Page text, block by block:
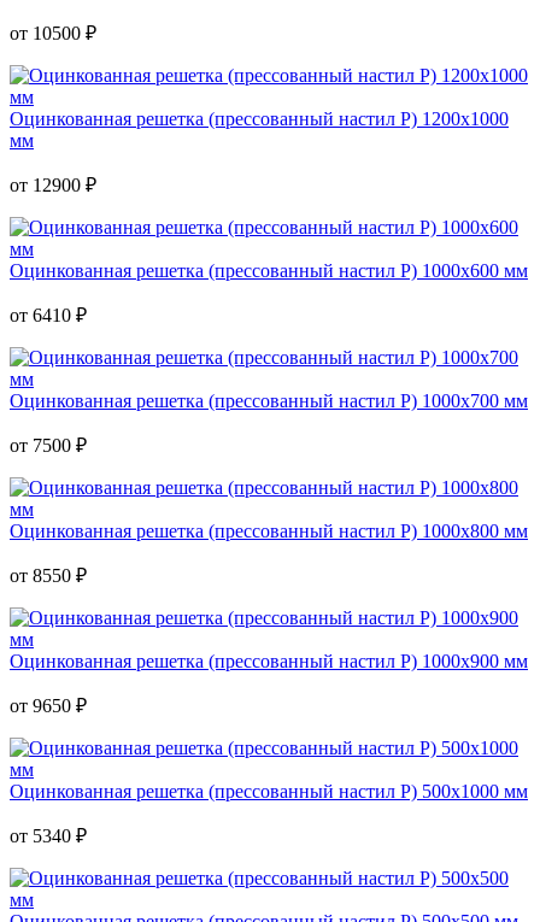
от 10500 ₽
Оцинкованная решетка (прессованный настил Р) 1200х1000
мм
от 12900 ₽
Оцинкованная решетка (прессованный настил Р) 1000х600 мм
от 6410 ₽
Оцинкованная решетка (прессованный настил Р) 1000х700 мм
от 7500 ₽
Оцинкованная решетка (прессованный настил Р) 1000х800 мм
от 8550 ₽
Оцинкованная решетка (прессованный настил Р) 1000х900 мм
от 9650 ₽
Оцинкованная решетка (прессованный настил Р) 500х1000 мм
от 5340 ₽